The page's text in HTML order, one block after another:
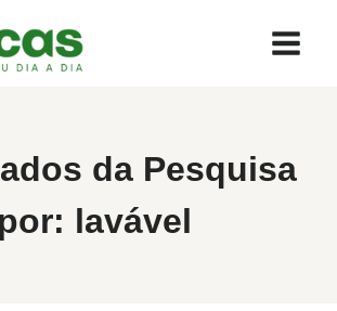
da Pesquisa
por: lavável